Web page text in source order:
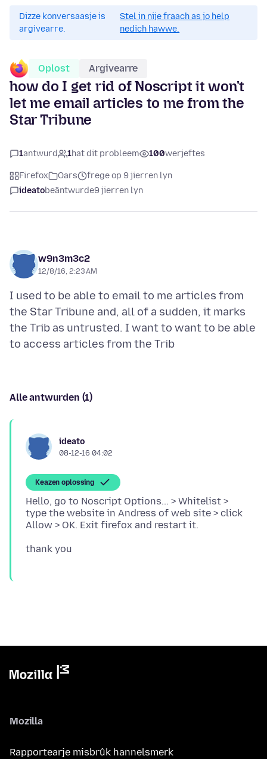
Dizze konversaasje is
argivearre.
Stel in nije fraach as jo help
nedich hawwe.
Oplost Argivearre
how do I get rid of Noscript it won't
let me email articles to me from the
Star Tribune
1antwurd 1hat dit probleem 100werjeftes
Firefox Oars
frege op 9 jierren lyn
ideatobeäntwurde9 jierren lyn
w9n3m3c2
12/8/16, 2:23 AM
I used to be able to email to me articles from
the Star Tribune and, all of a sudden, it marks
the Trib as untrusted. I want to want to be able
Alle antwurden (1)
ideato
08-12-16 04:02
Keazen oplossing
Hello, go to Noscript Options... > Whitelist >
type the website in Andress of web site > click
Mozilla
Rapportearje misbrûk hannelsmerk